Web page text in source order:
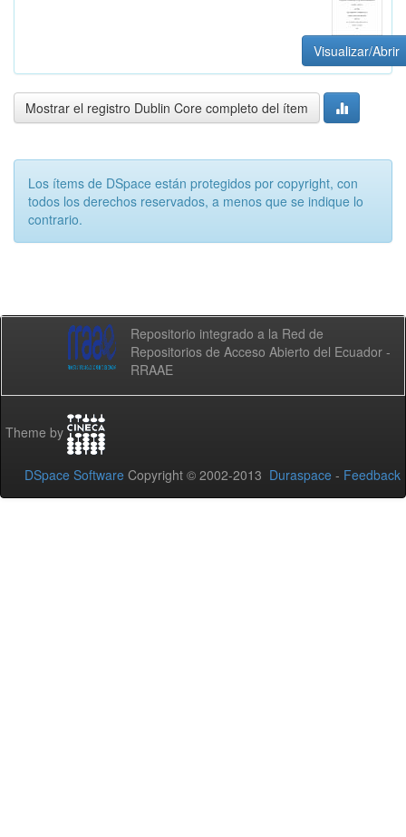
Visualizar/Abrir
Mostrar el registro Dublin Core completo del ítem
Los ítems de DSpace están protegidos por copyright, con
todos los derechos reservados, a menos que se indique lo
contrario.
Repositorio integrado a la Red de
Repositorios de Acceso Abierto del Ecuador -
RRAAE
Theme by
DSpace Software Copyright © 2002-2013 Duraspace - Feedback